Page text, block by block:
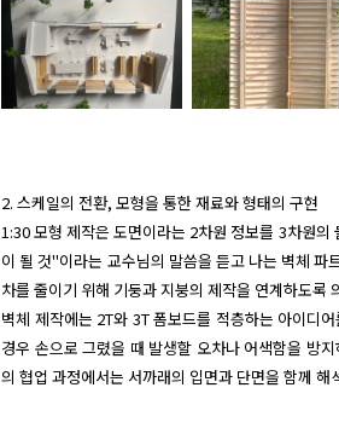
2. 스케일의 전환, 모형을 통한 재료와 형태의 구현
1:30 모형 제작은 도면이라는 2차원 정보를 3차원
이 될 것"이라는 교수님의 말씀을 듣고 나는 벽체
차를 줄이기 위해 기둥과 지붕의 제작을 연계하도록
벽체 제작에는 2T와 3T 폼보드를 적층하는 아이디
경우 손으로 그렸을 때 발생할 오차나 어색함을 방
의 협업 과정에서는 서까래의 입면과 단면을 함께